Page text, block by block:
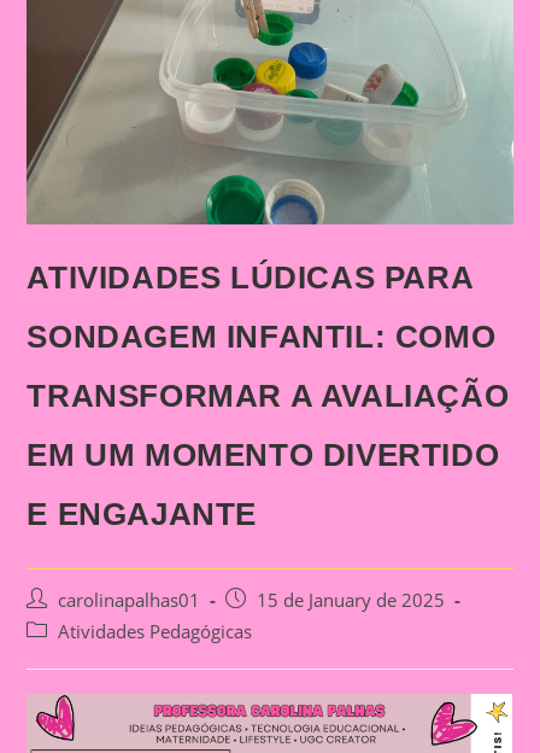
ATIVIDADES LÚDICAS PARA
SONDAGEM INFANTIL: COMO
TRANSFORMAR A AVALIAÇÃO
EM UM MOMENTO DIVERTIDO
E ENGAJANTE
Post
author:
carolinapalhas01
Post
published:
15 de January de 2025
PostAtividades Pedagógicas